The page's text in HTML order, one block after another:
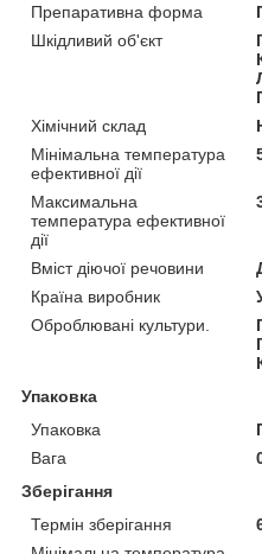
Препаративна форма
Шкідливий об'єкт
Хімічний склад
Мінімальна температура
ефективної дії
Максимальна
температура ефективної
дії
Вміст діючої речовини
Країна виробник
Оброблювані культури.
Упаковка
Упаковка
Вага
Зберігання
Термін зберігання